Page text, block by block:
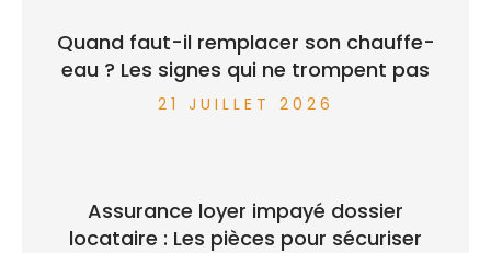
Quand faut-il remplacer son chauffe-
eau ? Les signes qui ne trompent pas
21 JUILLET 2026
Assurance loyer impayé dossier
locataire : Les pièces pour sécuriser